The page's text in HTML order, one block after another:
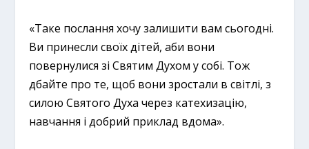
«Таке послання хочу залишити вам сьогодні.
Ви принесли своїх дітей, аби вони
повернулися зі Святим Духом у собі. Тож
дбайте про те, щоб вони зростали в світлі, з
силою Святого Духа через катехизацію,
навчання і добрий приклад вдома».